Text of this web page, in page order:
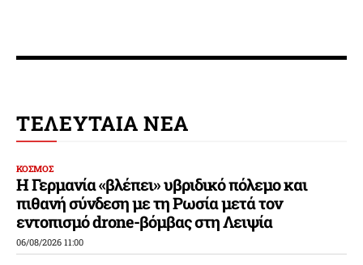
ΤΕΛΕΥΤΑΙΑ ΝΕΑ
ΚΟΣΜΟΣ
Η Γερμανία «βλέπει» υβριδικό πόλεμο και
πιθανή σύνδεση με τη Ρωσία μετά τον
εντοπισμό drone-βόμβας στη Λειψία
06/08/2026 11:00